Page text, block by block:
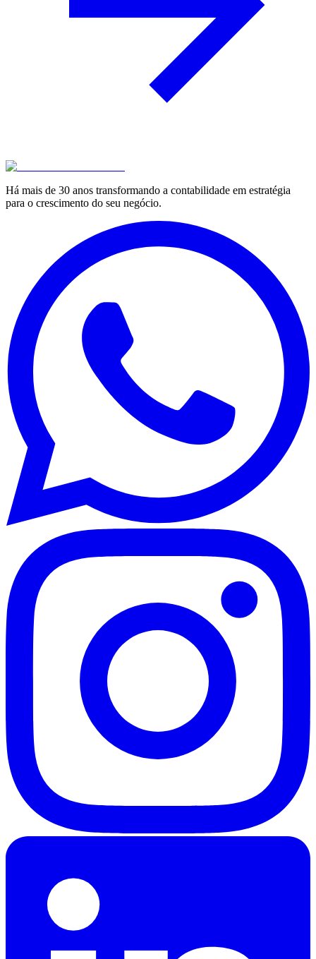
Há mais de 30 anos transformando a contabilidade em estratégia
para o crescimento do seu negócio.